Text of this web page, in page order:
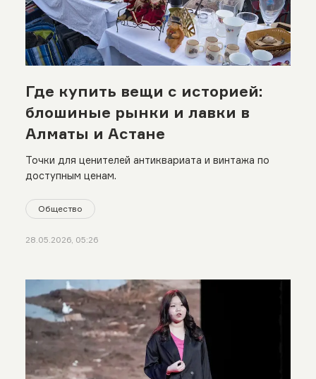
Где купить вещи с историей:
блошиные рынки и лавки в
Алматы и Астане
Точки для ценителей антиквариата и винтажа по
доступным ценам.
Общество
28.05.2026, 05:26